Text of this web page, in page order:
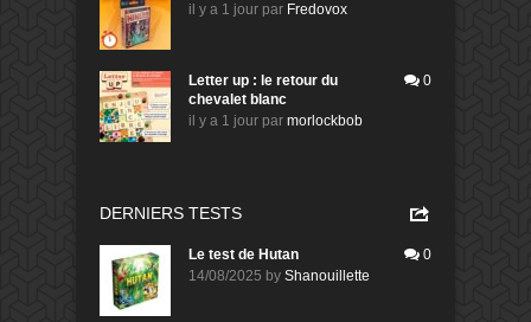
il y a 1 jour par Fredovox
Letter up : le retour du
chevalet blanc
il y a 1 jour par morlockbob
0
DERNIERS TESTS
Le test de Hutan
14/08/2025 by Shanouillette
0